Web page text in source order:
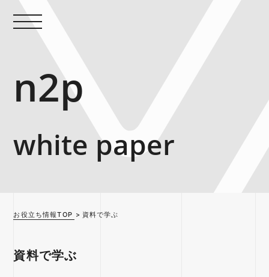
n2p
white paper
お役立ち情報TOP 資料で学ぶ
資料で学ぶ